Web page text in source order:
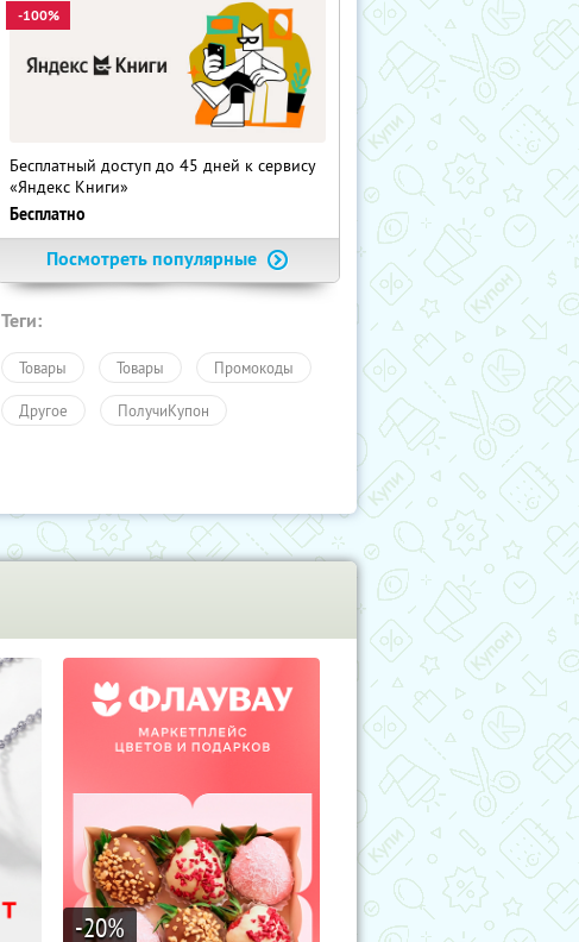
-100%
Бесплатный доступ до 45 дней к сервису
«Яндекс Книги»
Бесплатно
Посмотреть популярные
Теги:
Товары Товары Промокоды
Другое ПолучиКупон
-20%